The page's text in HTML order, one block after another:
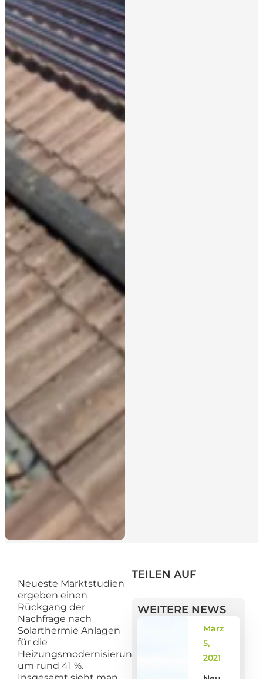
Neueste Marktstudien
ergeben einen
Rückgang der
Nachfrage nach
Solarthermie Anlagen
für die
Heizungsmodernisierung
um rund 41 %.
TEILEN AUF
WEITERE NEWS
März
5,
2021